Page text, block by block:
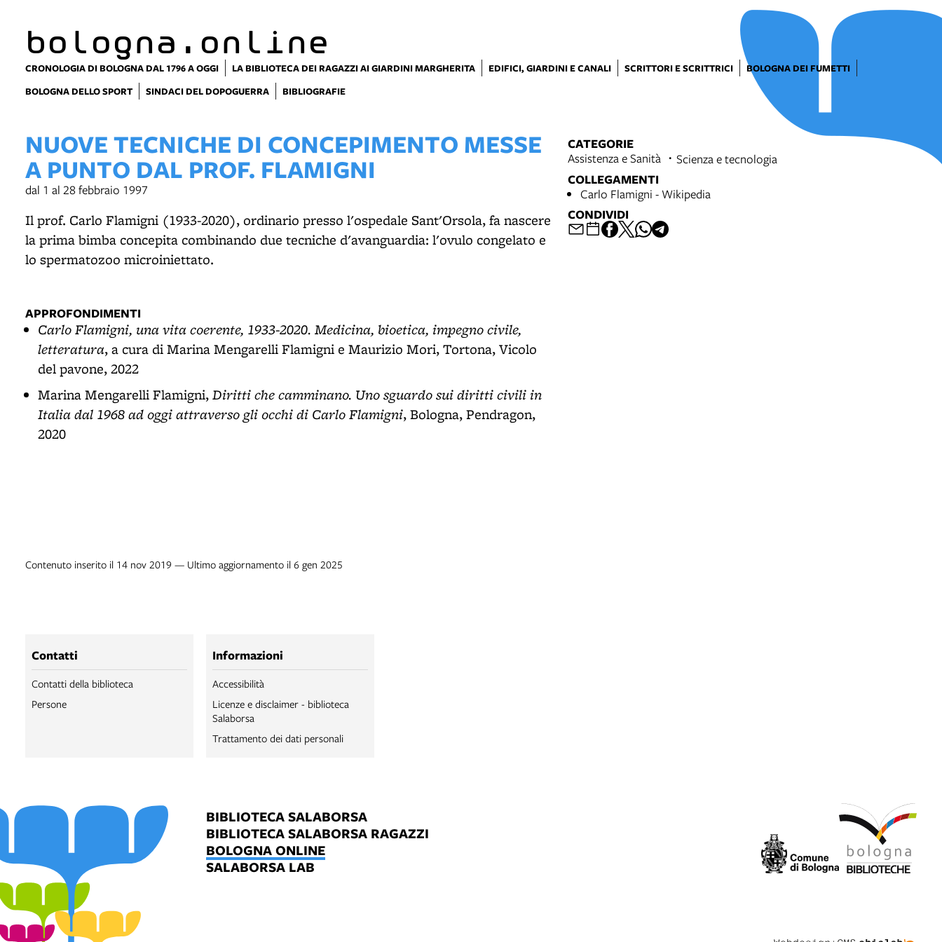
bologna.online
CRONOLOGIA DI BOLOGNA DAL 1796 A OGGI LA BIBLIOTECA DEI RAGAZZI AI GIARDINI MARGHERITA EDIFICI, GIARDINI E CANALI SCRITTORI E SCRITTRICI
BOLOGNA DEI FUMETTI
BOLOGNA DELLO SPORT
SINDACI DEL DOPOGUERRA BIBLIOGRAFIE
NUOVE TECNICHE DI CONCEPIMENTO MESSE
A PUNTO DAL PROF. FLAMIGNI
dal 1 al 28 febbraio 1997
Il prof. Carlo Flamigni (1933-2020), ordinario presso l'ospedale Sant'Orsola, fa nascere
la prima bimba concepita combinando due tecniche d'avanguardia: l'ovulo congelato e
lo spermatozoo microiniettato.
APPROFONDIMENTI
Carlo Flamigni, una vita coerente, 1933-2020. Medicina, bioetica, impegno civile,
letteratura, a cura di Marina Mengarelli Flamigni e Maurizio Mori, Tortona, Vicolo
del pavone, 2022
Marina Mengarelli Flamigni,Diritti che camminano. Uno sguardo sui diritti civili in
Italia dal 1968 ad oggi attraverso gli occhi di Carlo Flamigni, Bologna, Pendragon,
2020
CATEGORIE
Assistenza e Sanità
Scienza e tecnologia
COLLEGAMENTI
Carlo Flamigni - Wikipedia
CONDIVIDI
Contenuto inserito il 14 nov 2019 — Ultimo aggiornamento il 6 gen 2025
Contatti
Contatti della biblioteca
Persone
Informazioni
Accessibilità
Licenze e disclaimer - biblioteca
Salaborsa
Trattamento dei dati personali
BIBLIOTECA SALABORSA
BIBLIOTECA SALABORSA RAGAZZI
BOLOGNA ONLINE
SALABORSA LAB